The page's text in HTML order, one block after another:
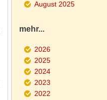
August 2025
mehr...
2026
2025
2024
2023
2022